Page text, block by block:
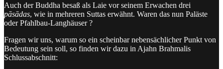
Auch der Buddha besaß als Laie vor seinem Erwachen drei
pāsādas, wie in mehreren Suttas erwähnt. Waren das nun Paläste
oder Pfahlbau-Langhäuser ?
Fragen wir uns, warum so ein scheinbar nebensächlicher Punkt von
Bedeutung sein soll, so finden wir dazu in Ajahn Brahmalis
Schlussabschnitt: